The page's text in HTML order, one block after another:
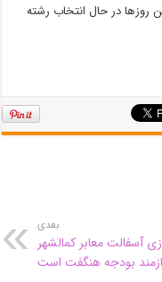
دراین روزها در حال انتخاب رشته
بعدی
آسفالت معابر کمالشهر
بودجه هنگفت است